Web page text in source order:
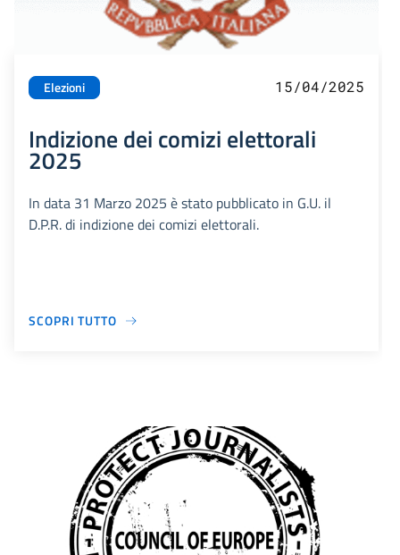
Elezioni 15/04/2025
Indizione dei comizi elettorali
2025
In data 31 Marzo 2025 è stato pubblicato in G.U. il
D.P.R. di indizione dei comizi elettorali.
SCOPRI TUTTO